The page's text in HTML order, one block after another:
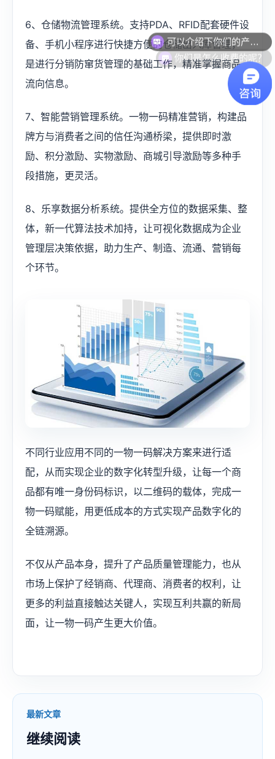
6、仓储物流管理系统。支持PDA、RFID配套硬件设
备、手机小程序进行快捷方便的仓储出入库管理，
是进行分销防窜货管理的基础工作，精准掌握商品
流向信息。
7、智能营销管理系统。一物一码精准营销，构建品
牌方与消费者之间的信任沟通桥梁，提供即时激
励、积分激励、实物激励、商城引导激励等多种手
段措施，更灵活。
8、乐享数据分析系统。提供全方位的数据采集、整
体，新一代算法技术加持，让可视化数据成为企业
管理层决策依据，助力生产、制造、流通、营销每
个环节。
​不同行业应用不同的一物一码解决方案来进行适
配，从而实现企业的数字化转型升级，让每一个商
品都有唯一身份码标识，以二维码的载体，完成一
物一码赋能，用更低成本的方式实现产品数字化的
全链溯源。
不仅从产品本身，提升了产品质量管理能力，也从
市场上保护了经销商、代理商、消费者的权利，让
更多的利益直接触达关键人，实现互利共赢的新局
面，让一物一码产生更大价值。
最新文章
继续阅读
你们是怎么收费的呢？